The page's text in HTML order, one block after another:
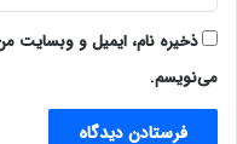
ذخیره نام، ایمیل و وبسایت
می‌نویسم.